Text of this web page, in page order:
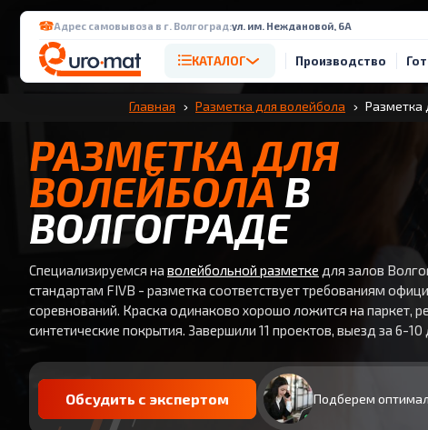
Адрес самовывоза в г. Волгоград:ул. им. Неждановой, 6А
КАТАЛОГ Производство
Главная Разметка для волейбола Разметка
РАЗМЕТКА ДЛЯ
ВОЛЕЙБОЛАВ
ВОЛГОГРАДЕ
Специализируемся на волейбольной разметке для залов
стандартам FIVB - разметка соответствует требованиям
соревнований. Краска одинаково хорошо ложится на паркет,
синтетические покрытия. Завершили 11 проектов, выезд за 6-10
Обсудить с экспертом Подберем